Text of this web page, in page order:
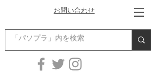
お問い合わせ